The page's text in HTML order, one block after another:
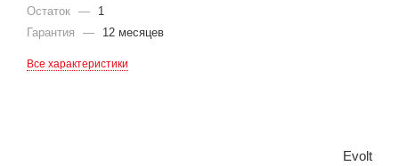
Остаток —
1
Гарантия
— 12 месяцев
Все характеристики
Evolt